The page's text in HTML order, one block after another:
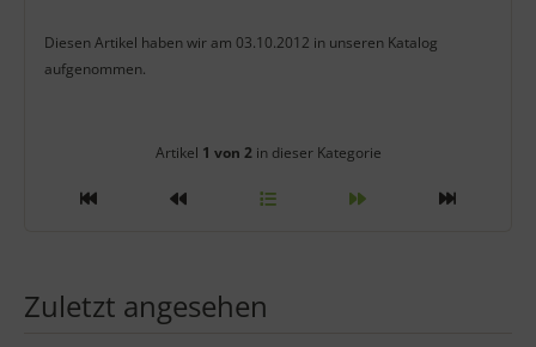
Diesen Artikel haben wir am 03.10.2012 in unseren Katalog
aufgenommen.
Artikelnavigation innerhalb
Artikel 1 von 2in dieser Kategorie
Zuletzt angesehen